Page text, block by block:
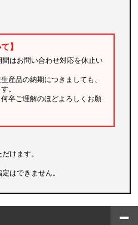
】
はお問い合わせ対応を休止い
産品の納期につきましても、
。
卒ご理解のほどよろしくお願
けます。
はできません。